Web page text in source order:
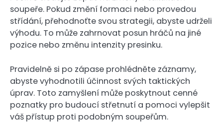
soupeře. Pokud změní formaci nebo provedou
střídání, přehodnoťte svou strategii, abyste udrželi
výhodu. To může zahrnovat posun hráčů na jiné
pozice nebo změnu intenzity presinku.
Pravidelně si po zápase prohlédněte záznamy,
abyste vyhodnotili účinnost svých taktických
úprav. Toto zamyšlení může poskytnout cenné
poznatky pro budoucí střetnutí a pomoci vylepšit
váš přístup proti podobným soupeřům.